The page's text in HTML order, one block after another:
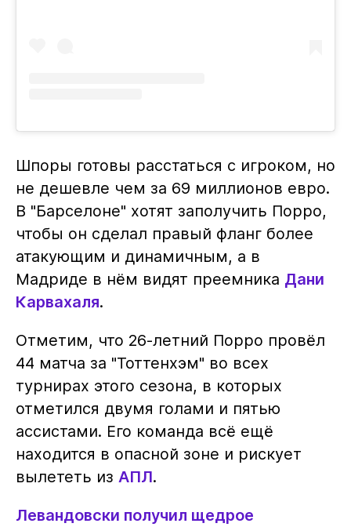
Шпоры готовы расстаться с игроком, но
не дешевле чем за 69 миллионов евро.
В "Барселоне" хотят заполучить Порро,
чтобы он сделал правый фланг более
атакующим и динамичным, а в
Мадриде в нём видят преемника Дани
Карвахаля.
Отметим, что 26-летний Порро провёл
44 матча за "Тоттенхэм" во всех
турнирах этого сезона, в которых
отметился двумя голами и пятью
ассистами. Его команда всё ещё
находится в опасной зоне и рискует
вылететь из АПЛ.
Левандовски получил щедрое